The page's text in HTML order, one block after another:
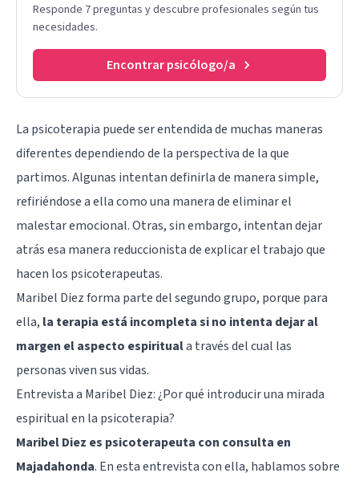
Responde 7 preguntas y descubre profesionales según tus
necesidades.
Encontrar psicólogo/a
La psicoterapia puede ser entendida de muchas maneras
diferentes dependiendo de la perspectiva de la que
partimos. Algunas intentan definirla de manera simple,
refiriéndose a ella como una manera de eliminar el
malestar emocional. Otras, sin embargo, intentan dejar
atrás esa manera reduccionista de explicar el trabajo que
hacen los psicoterapeutas.
Maribel Diez forma parte del segundo grupo, porque para
ella, la terapia está incompleta si no intenta dejar al
margen el aspecto espirituala través del cual las
personas viven sus vidas.
Entrevista a Maribel Diez: ¿Por qué introducir una mirada
espiritual en la psicoterapia?
Maribel Diez es psicoterapeuta con consulta en
Majadahonda. En esta entrevista con ella, hablamos sobre